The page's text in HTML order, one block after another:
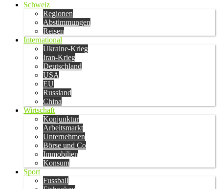
Schweiz
Regionen
Abstimmungen
Reisen
International
Ukraine-Krieg
Iran-Krieg
Deutschland
USA
EU
Russland
China
Wirtschaft
Konjunktur
Arbeitsmarkt
Unternehmen
Börse und Co
Immobilien
Konsum
Sport
Fussball